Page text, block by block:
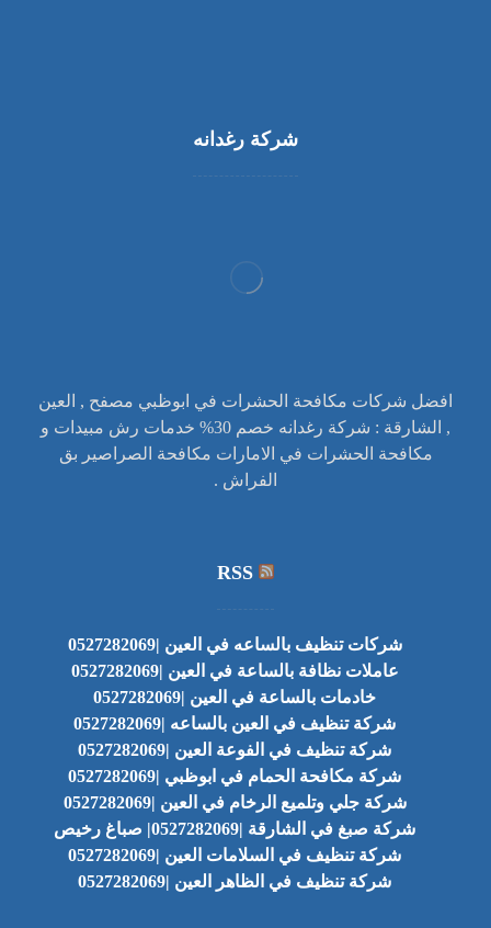
شركة رغدانه
افضل شركات مكافحة الحشرات في ابوظبي مصفح , العين
, الشارقة : شركة رغدانه خصم 30% خدمات رش مبيدات و
مكافحة الحشرات في الامارات مكافحة الصراصير بق
الفراش .
RSS
شركات تنظيف بالساعه في العين |0527282069
عاملات نظافة بالساعة في العين |0527282069
خادمات بالساعة في العين |0527282069
شركة تنظيف في العين بالساعه |0527282069
شركة تنظيف في الفوعة العين |0527282069
شركة مكافحة الحمام في ابوظبي |0527282069
شركة جلي وتلميع الرخام في العين |0527282069
شركة صبغ في الشارقة |0527282069| صباغ رخيص
شركة تنظيف في السلامات العين |0527282069
شركة تنظيف في الظاهر العين |0527282069